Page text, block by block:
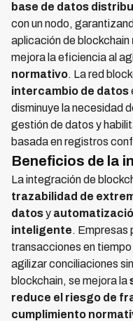
base de datos
con un nodo,
aplicación de blockchain
mejora la eficiencia al
normativo. La red
intercambio de datos
disminuye la necesidad
gestión de datos y
basada en registros
Beneficios de la
La integración de
trazabilidad de
datosy
inteligente. Empresas
transacciones en tiempo
agilizar conciliaciones
blockchain, se mejora la
reduce el riesgo de
cumplimiento